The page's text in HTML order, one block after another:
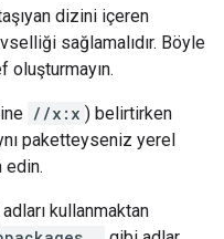
dizini içeren
sağlamalıdır. Böyle
oluşturmayın.
//x:x ) belirtirken
paketteyseniz yerel
edin.
kullanmaktan